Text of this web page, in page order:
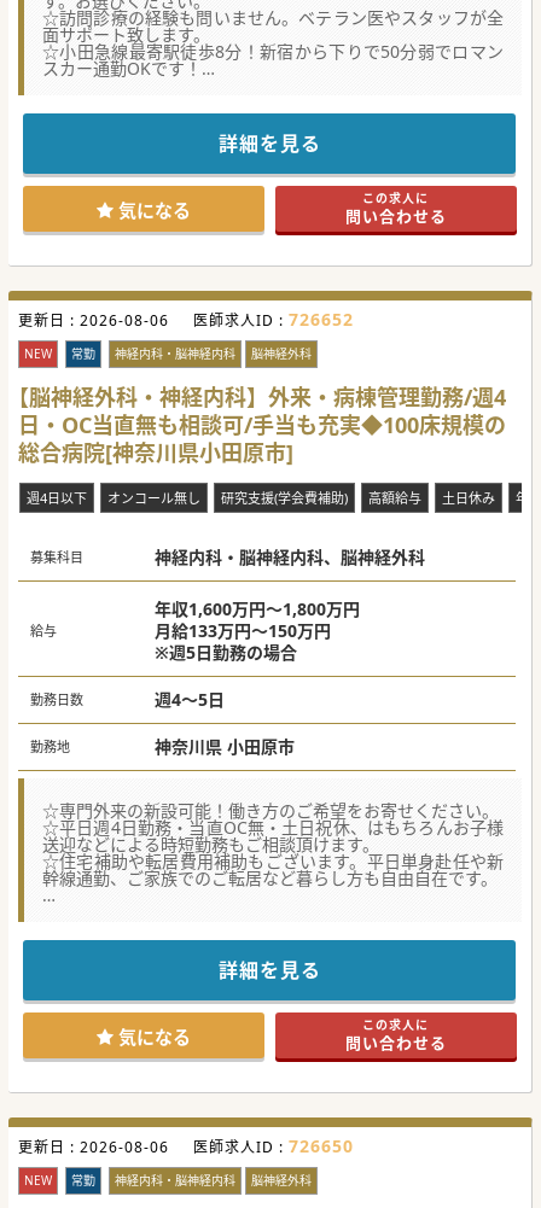
☆訪問診療の経験も問いません。ベテラン医やスタッフが全
面サポート致します。
☆小田急線最寄駅徒歩8分！新宿から下りで50分弱でロマン
スカー通勤OKです！
神奈川県央エリアを中心に複数の訪問クリニックを展開して
いる法人グループです。
地域からの多くの需要や周辺病院からのお声がけもあり増患
に伴う募集になります。
ベテラン看護師が地域事情や患者さんを熟知しており、安心
して診療いただけます。
夜間オンコール対応可能な方、ターミナルケアのご経験が豊
富な方は、各種手当含めて、
手腕を大いに揮って頂けます。
#秋入職可
詳細を見る
気になる この求人に
問い合わせる
更新日 : 2026-08-06 医師求人ID : 726652
NEW 常勤 神経内科・脳神経内科 脳神経外科
【脳神経外科・神経内科】外来・病棟管理勤務/週4
日・OC当直無も相談可/手当も充実◆100床規模の
総合病院[神奈川県小田原市]
週4日以下 オンコール無し 研究支援(学会費補助) 高額給与 土日休み 年
募集科目 神経内科・脳神経内科、脳神経外科
給与
年収1,600万円～1,800万円
月給133万円～150万円
※週5日勤務の場合
勤務日数 週4～5日
勤務地 神奈川県 小田原市
☆専門外来の新設可能！働き方のご希望をお寄せください。
☆平日週4日勤務・当直OC無・土日祝休、はもちろんお子様
送迎などによる時短勤務もご相談頂けます。
☆住宅補助や転居費用補助もございます。平日単身赴任や新
幹線通勤、ご家族でのご転居など暮らし方も自由自在です。
下肢静脈瘤・むくみ外来を開設しています。
特に頭痛外来は、頭痛を疾患として捉え、多くの患者に対応
脳神経系の専門医として専門性を発揮できる環境が整ってい
ます。
まずはぜひお問い合わせください！
#春入職可 #年度内入職可 #秋入職可
詳細を見る
気になる この求人に
問い合わせる
更新日 : 2026-08-06 医師求人ID : 726650
NEW 常勤 神経内科・脳神経内科 脳神経外科